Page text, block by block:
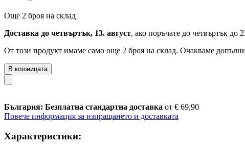
Още 2 броя на склад
Доставка до четвъртък, 13. август, ако поръчате до четвъртък до
От този продукт имаме само още 2 броя на склад. Очакваме
В кошницата
България: Безплатна стандартна доставка от € 69,90
Повече информация за изпращането и доставката
Характеристики: